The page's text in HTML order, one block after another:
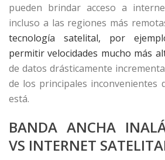
pueden brindar acceso a
incluso a las regiones más
tecnología satelital, por
permitir velocidades mucho más
de datos drásticamente
de los principales inconvenientes
está.
BANDA ANCHA
VS INTERNET